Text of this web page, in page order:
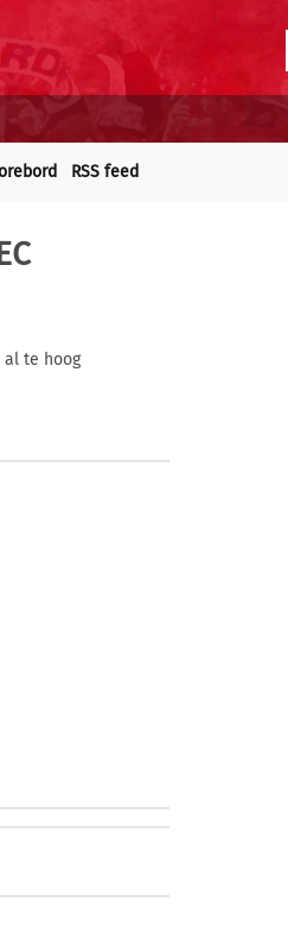
RSS feed
al te hoog